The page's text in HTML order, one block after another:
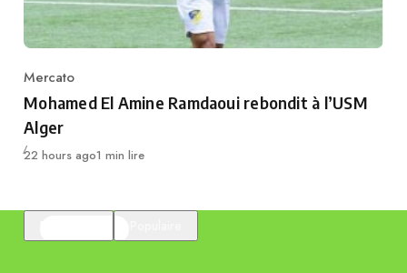
Category
Mercato
Mohamed El Amine Ramdaoui rebondit à l’USM
Alger
Publié
22 hours ago1 min lire